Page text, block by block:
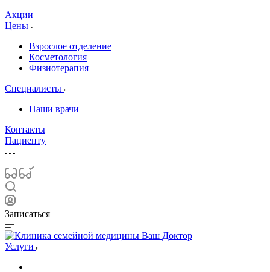
Акции
Цены
Взрослое отделение
Косметология
Физиотерапия
Специалисты
Наши врачи
Контакты
Пациенту
Записаться
Услуги